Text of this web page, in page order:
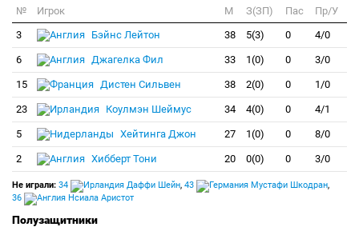
№ Игрок M З(ЗП) Пас
Пр/У
3
Бэйнс Лейтон 38 5(3) 0 4/0
6 Джагелка Фил 33 1(0) 0 3/0
15 Дистен Сильвен 38 2(0) 0 1/0
23 Коулмэн Шеймус 34 4(0) 0 4/1
5 Хейтинга Джон 27 1(0) 0 8/0
2 Хибберт Тони 20 0(0) 0 3/0
Не играли: 34 Даффи Шейн, 43 Мустафи Шкодран,
36
Нсиала Аристот
Полузащитники